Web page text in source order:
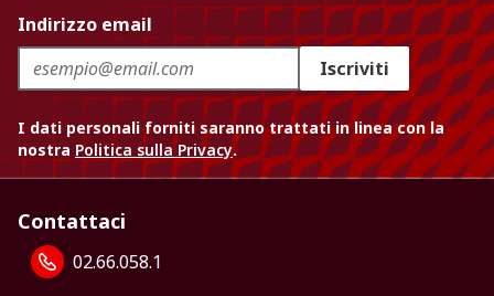
Indirizzo email
Iscriviti
I dati personali forniti saranno trattati in linea con la
nostra Politica sulla Privacy.
Contattaci
02.66.058.1